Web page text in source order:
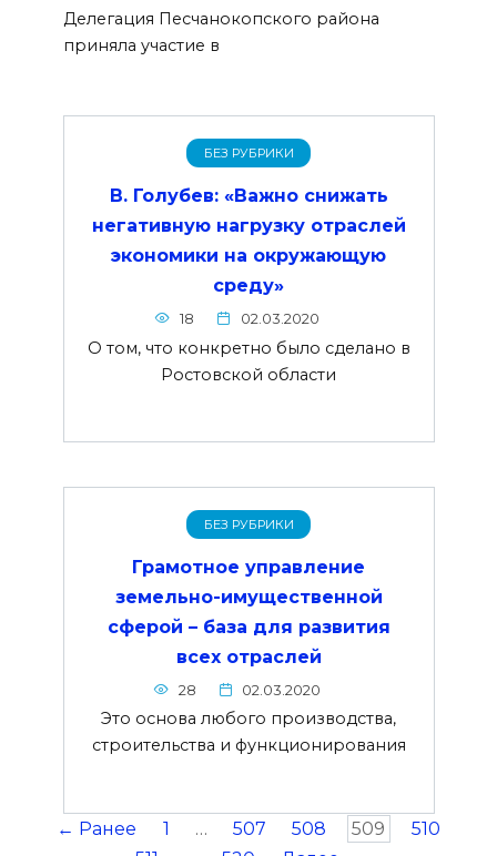
Делегация Песчанокопского района
приняла участие в
БЕЗ РУБРИКИ
В. Голубев: «Важно снижать
негативную нагрузку отраслей
экономики на окружающую
среду»
18 02.03.2020
О том, что конкретно было сделано в
Ростовской области
БЕЗ РУБРИКИ
Грамотное управление
земельно-имущественной
сферой – база для развития
всех отраслей
28 02.03.2020
Это основа любого производства,
строительства и функционирования
← Ранее 1 … 507 508 509
510